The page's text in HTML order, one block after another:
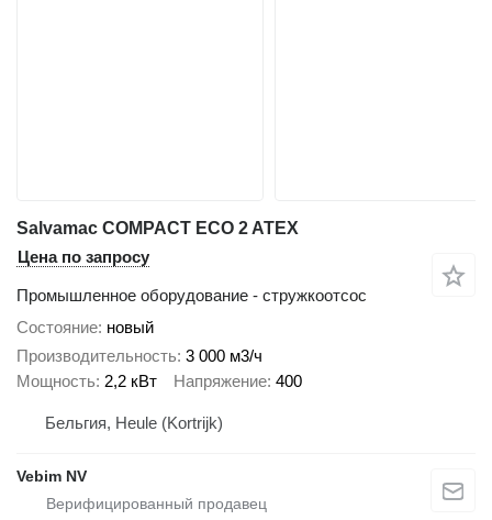
Salvamac COMPACT ECO 2 ATEX
Цена по запросу
Промышленное оборудование - стружкоотсос
Состояние новый
Производительность 3 000 м3/ч
Мощность 2,2 кВт Напряжение 400
Бельгия, Heule (Kortrijk)
Vebim NV